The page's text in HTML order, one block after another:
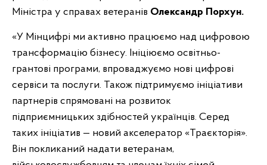
Міністра у справах ветеранів Олександр Порхун.
«У Мінцифрі ми активно працюємо над цифровою
трансформацію бізнесу. Ініціюємо освітньо-
грантові програми, впроваджуємо нові цифрові
сервіси та послуги. Також підтримуємо ініціативи
партнерів спрямовані на розвиток
підприємницьких здібностей українців. Серед
таких ініціатив — новий акселератор «Траєкторія».
Він покликаний надати ветеранам,